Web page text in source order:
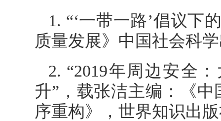
1. “‘一带一路’倡议下
质量发展》中国社会科
2. “2019年周边安全
升”，载张洁主编：《
序重构》，世界知识出